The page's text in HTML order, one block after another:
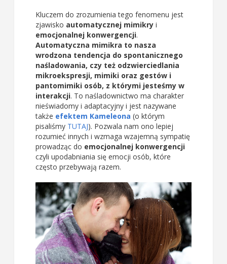
Kluczem do zrozumienia tego fenomenu jest
zjawisko automatycznej mimikry i
emocjonalnej konwergencji.
Automatyczna mimikra to nasza
wrodzona tendencja do spontanicznego
naśladowania, czy też odzwierciedlania
mikroekspresji, mimiki oraz gestów i
pantomimiki osób, z którymi jesteśmy w
interakcji. To naśladownictwo ma charakter
nieświadomy i adaptacyjny i jest nazywane
także efektem Kameleona (o którym
pisaliśmy TUTAJ). Pozwala nam ono lepiej
rozumieć innych i wzmaga wzajemną sympatię
prowadząc do emocjonalnej konwergencji
czyli upodabniania się emocji osób, które
często przebywają razem.